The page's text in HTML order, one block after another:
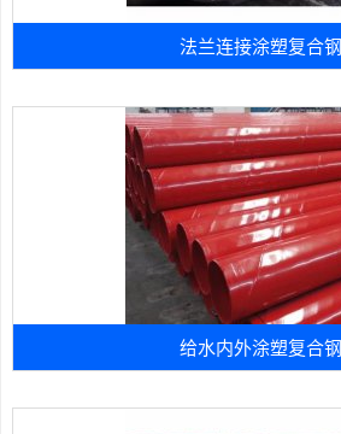
法兰连接涂塑复合
给水内外涂塑复合